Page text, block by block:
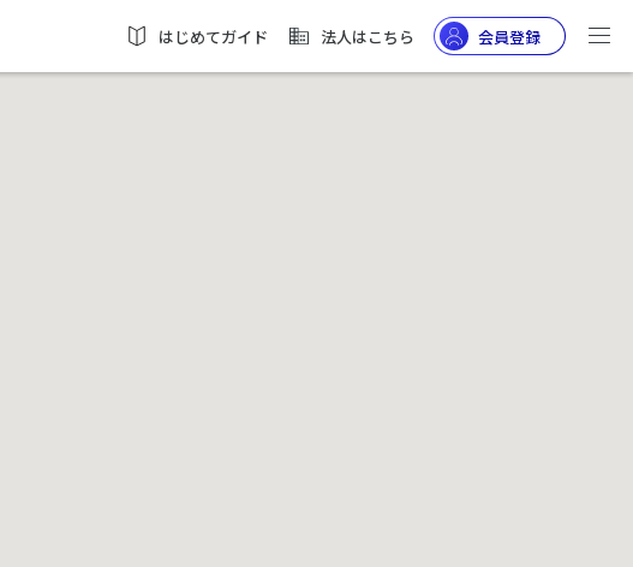
はじめてガイド 法人はこちら 会員登録